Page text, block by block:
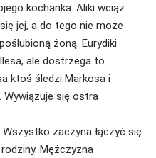
kochanka. Aliki wciąż
jej, a do tego nie może
żoną. Eurydiki
ale dostrzega to
ktoś śledzi Markosa i
Wywiązuje się ostra
zaczyna łączyć się
Mężczyzna